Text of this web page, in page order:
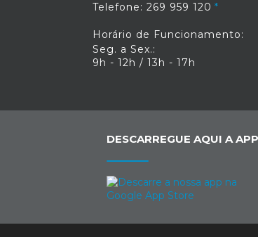
Telefone: 269 959 120
Horário de Funcionamento:
Seg. a Sex.:
9h - 12h / 13h - 17h
DESCARREGUE AQUI A